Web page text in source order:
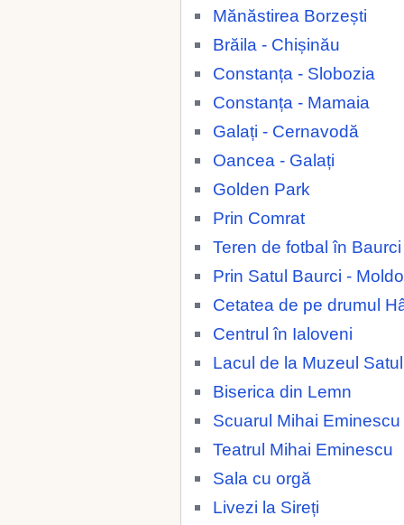
Mănăstirea Borzești
Brăila - Chișinău
Constanța - Slobozia
Constanța - Mamaia
Galați - Cernavodă
Oancea - Galați
Golden Park
Prin Comrat
Teren de fotbal în
Prin Satul Baurci -
Cetatea de pe drumul
Centrul în Ialoveni
Lacul de la Muzeul
Biserica din Lemn
Scuarul Mihai Eminescu
Teatrul Mihai Eminescu
Sala cu orgă
Livezi la Sireți